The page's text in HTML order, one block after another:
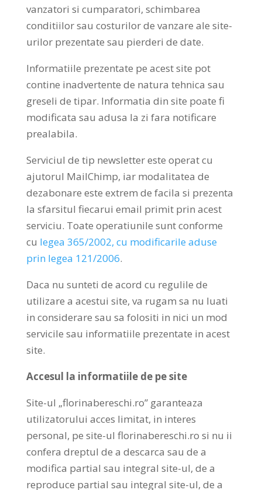
vanzatori si cumparatori, schimbarea
conditiilor sau costurilor de vanzare ale site-
urilor prezentate sau pierderi de date.
Informatiile prezentate pe acest site pot
contine inadvertente de natura tehnica sau
greseli de tipar. Informatia din site poate fi
modificata sau adusa la zi fara notificare
prealabila.
Serviciul de tip newsletter este operat cu
ajutorul MailChimp, iar modalitatea de
dezabonare este extrem de facila si prezenta
la sfarsitul fiecarui email primit prin acest
serviciu. Toate operatiunile sunt conforme
cu legea 365/2002, cu modificarile aduse
prin legea 121/2006.
Daca nu sunteti de acord cu regulile de
utilizare a acestui site, va rugam sa nu luati
in considerare sau sa folositi in nici un mod
servicile sau informatiile prezentate in acest
site.
Accesul la informatiile de pe site
Site-ul „florinabereschi.ro” garanteaza
utilizatorului acces limitat, in interes
personal, pe site-ul florinabereschi.ro si nu ii
confera dreptul de a descarca sau de a
modifica partial sau integral site-ul, de a
reproduce partial sau integral site-ul, de a